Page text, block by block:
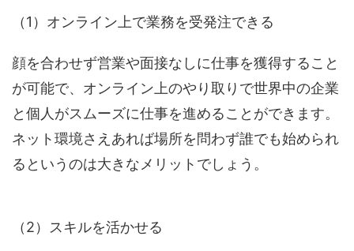
（1）オンライン上で業務を受発注できる
顔を合わせず営業や面接なしに仕事を獲得すること
が可能で、オンライン上のやり取りで世界中の企業
と個人がスムーズに仕事を進めることができます。
ネット環境さえあれば場所を問わず誰でも始められ
るというのは大きなメリットでしょう。
（2）スキルを活かせる